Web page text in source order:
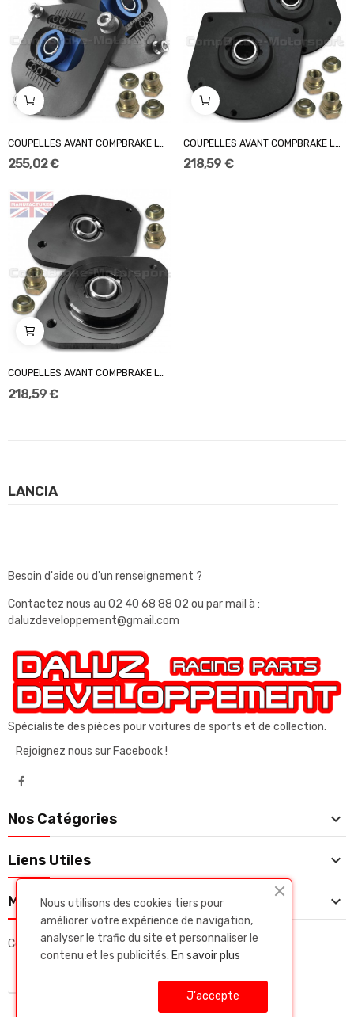
LANCIA
255,02 € 218,59 €
COUPELLES AVANT COMPBRAKE LANCIA DELTA...
218,59 €
Besoin d'aide ou d'un renseignement ?
Contactez nous au 02 40 68 88 02 ou par mail à :
daluzdeveloppement@gmail.com
Spécialiste des pièces pour voitures de sports et de collection.
Rejoignez nous sur Facebook !
Nos Catégories 
Liens Utiles 
Mon Compte 
Copyright © Daluz developpeent. Tous droits réservés.
Nous utilisons des cookies tiers pour
améliorer votre expérience de navigation,
analyser le trafic du site et personnaliser le
contenu et les publicités. En savoir plus
J'accepte